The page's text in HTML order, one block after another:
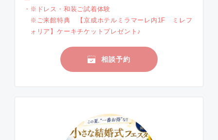
※ドレス・和装ご試着体験
※ご来館特典 【京成ホテルミラマーレ内1F ミレフ
ォリア】ケーキチケットプレゼント♪
相談予約